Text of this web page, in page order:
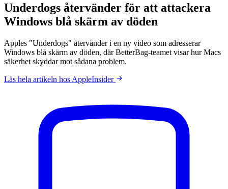
Underdogs återvänder för att attackera
Windows blå skärm av döden
Apples "Underdogs" återvänder i en ny video som adresserar
Windows blå skärm av döden, där BetterBag-teamet visar hur Macs
säkerhet skyddar mot sådana problem.
Läs hela artikeln hos AppleInsider